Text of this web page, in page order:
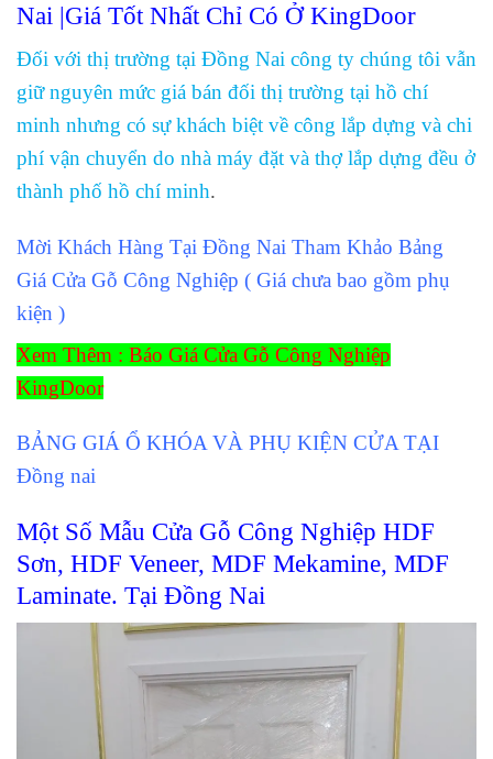
Nai |Giá Tốt Nhất Chỉ Có Ở KingDoor
Đối với thị trường tại Đồng Nai công ty chúng tôi vẫn
giữ nguyên mức giá bán đối thị trường tại hồ chí
minh nhưng có sự khách biệt về công lắp dựng và chi
phí vận chuyển do nhà máy đặt và thợ lắp dựng đều ở
thành phố hồ chí minh.
Mời Khách Hàng Tại Đồng Nai Tham Khảo Bảng
Giá Cửa Gỗ Công Nghiệp ( Giá chưa bao gồm phụ
kiện )
Xem Thêm : Báo Giá Cửa Gỗ Công Nghiệp
KingDoor
BẢNG GIÁ Ổ KHÓA VÀ PHỤ KIỆN CỬA TẠI
Đồng nai
Một Số Mẫu Cửa Gỗ Công Nghiệp HDF
Sơn, HDF Veneer, MDF Mekamine, MDF
Laminate. Tại Đồng Nai